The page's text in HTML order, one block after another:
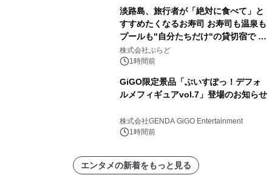
淡路島、旅行者が「絶対に食べて」と
すすめたくなるお寿司 お寿司も温泉も
プールも"自分たちだけ"の貸切宿で 1
日1組限定「岩屋温泉 絵島別庭 海と
森」の握り寿司プラン
株式会社ぷらど
1時間前
GiGO限定景品「ぶいすぽっ！デフォ
ルメフィギュアvol.7」登場のお知らせ
株式会社GENDA GiGO Entertainment
1時間前
エンタメの新着をもっと見る